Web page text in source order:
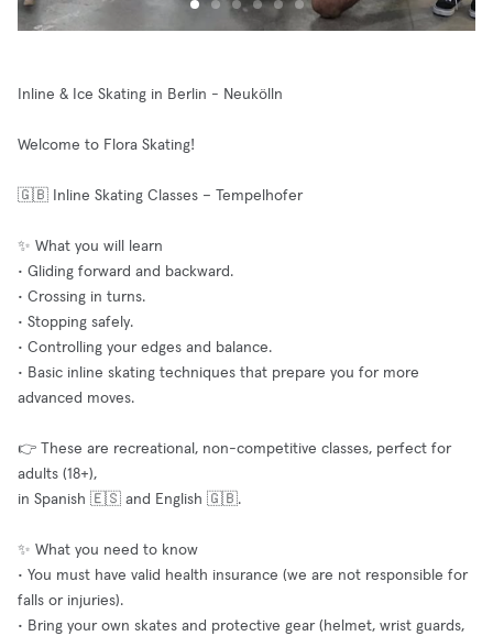
Inline & Ice Skating in Berlin - Neukölln
Welcome to Flora Skating!
🇬🇧 Inline Skating Classes – Tempelhofer
✨ What you will learn
• Gliding forward and backward.
• Crossing in turns.
• Stopping safely.
• Controlling your edges and balance.
• Basic inline skating techniques that prepare you for more
advanced moves.
👉 These are recreational, non-competitive classes, perfect for
adults (18+),
in Spanish 🇪🇸 and English 🇬🇧.
✨ What you need to know
• You must have valid health insurance (we are not responsible for
falls or injuries).
• Bring your own skates and protective gear (helmet, wrist guards,